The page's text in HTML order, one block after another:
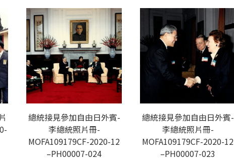
總統接見參加自由日外賓-
李總統照片冊-
MOFA109179CF-2020-12
–PH00007-024
總統接見參加自由日外賓-
李總統照片冊-
MOFA109179CF-2020-12
–PH00007-023